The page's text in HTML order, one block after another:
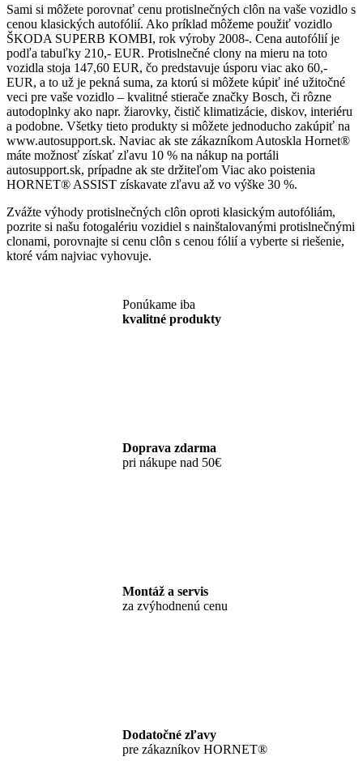
Sami si môžete porovnať cenu protislnečných clôn na vaše vozidlo s
cenou klasických autofólií. Ako príklad môžeme použiť vozidlo
ŠKODA SUPERB KOMBI, rok výroby 2008-. Cena autofólií je
podľa tabuľky 210,- EUR. Protislnečné clony na mieru na toto
vozidla stoja 147,60 EUR, čo predstavuje úsporu viac ako 60,-
EUR, a to už je pekná suma, za ktorú si môžete kúpiť iné užitočné
veci pre vaše vozidlo – kvalitné stierače značky Bosch, či rôzne
autodoplnky ako napr. žiarovky, čistič klimatizácie, diskov, interiéru
a podobne. Všetky tieto produkty si môžete jednoducho zakúpiť na
www.autosupport.sk. Naviac ak ste zákazníkom Autoskla Hornet®
máte možnosť získať zľavu 10 % na nákup na portáli
autosupport.sk, prípadne ak ste držiteľom Viac ako poistenia
HORNET® ASSIST získavate zľavu až vo výške 30 %.
Zvážte výhody protislnečných clôn oproti klasickým autofóliám,
pozrite si našu fotogalériu vozidiel s nainštalovanými protislnečnými
clonami, porovnajte si cenu clôn s cenou fólií a vyberte si riešenie,
ktoré vám najviac vyhovuje.
Ponúkame iba
kvalitné produkty
Doprava zdarma
pri nákupe nad 50€
Montáž a servis
za zvýhodnenú cenu
Dodatočné zľavy
pre zákazníkov HORNET®